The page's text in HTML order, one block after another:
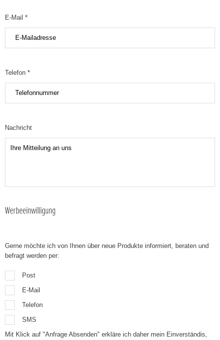
E-Mail *
Telefon *
Nachricht
Werbeeinwilligung
Gerne möchte ich von Ihnen über neue Produkte informiert, beraten und
befragt werden per:
Post
E-Mail
Telefon
SMS
Mit Klick auf "Anfrage Absenden" erkläre ich daher mein Einverständis,